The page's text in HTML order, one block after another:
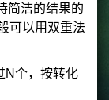
简洁的结果的
可以用双重法
N个，按转化